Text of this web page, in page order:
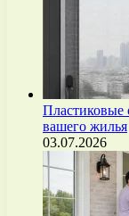
Пластиковые
вашего жилья
03.07.2026